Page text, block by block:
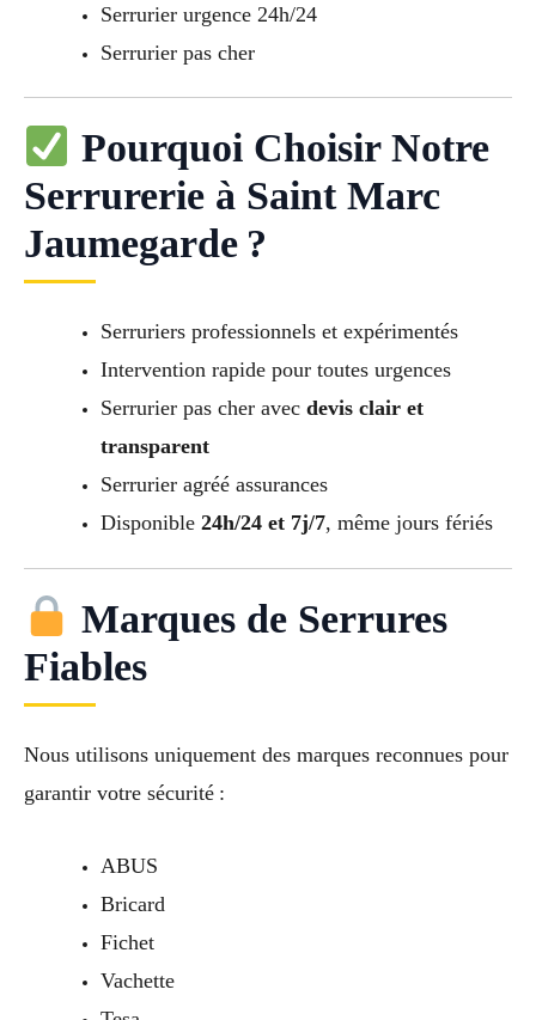
Serrurier urgence 24h/24
Serrurier pas cher
Pourquoi Choisir Notre
Serrurerie à Saint Marc
Jaumegarde ?
Serruriers professionnels et expérimentés
Intervention rapide pour toutes urgences
Serrurier pas cher avec devis clair et
transparent
Serrurier agréé assurances
Disponible 24h/24 et 7j/7, même jours fériés
Marques de Serrures
Fiables
Nous utilisons uniquement des marques reconnues pour
garantir votre sécurité :
ABUS
Bricard
Fichet
Vachette